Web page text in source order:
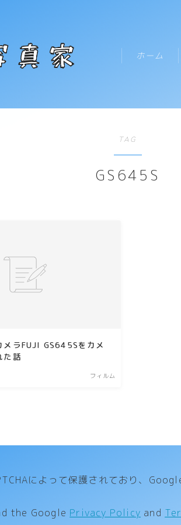
ホーム
コンタクト
TAG
GS645S
メラFUJI GS645Sをカメ
た話
フィルム
によって保護されており、
the Google Privacy Policy and